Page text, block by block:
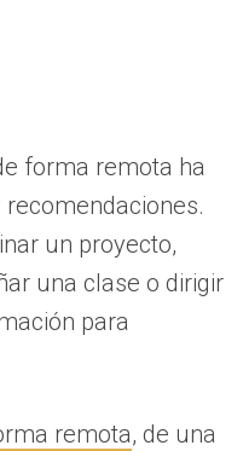
forma remota ha
un proyecto,
una clase o dirigir
para
remota, de una